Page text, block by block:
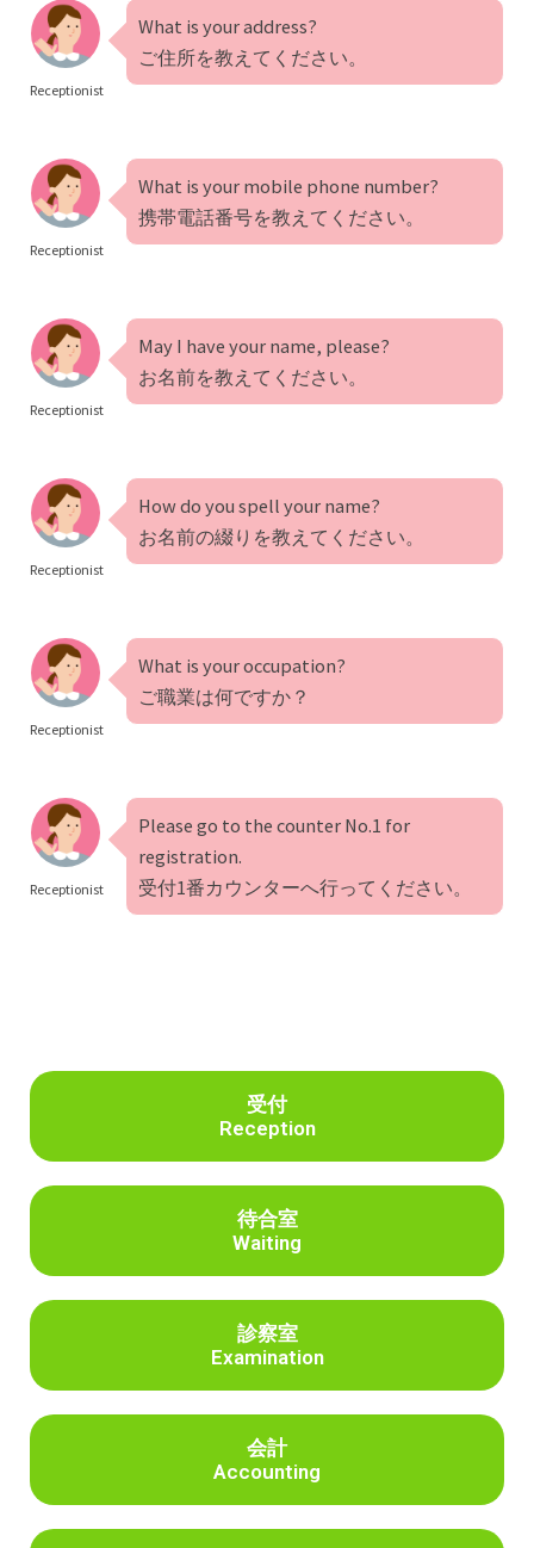
Receptionist
What is your address?
ご住所を教えてください。
Receptionist
What is your mobile phone number?
携帯電話番号を教えてください。
Receptionist
May I have your name, please?
お名前を教えてください。
Receptionist
How do you spell your name?
お名前の綴りを教えてください。
Receptionist
What is your occupation?
ご職業は何ですか？
Receptionist
Please go to the counter No.1 for
registration.
受付1番カウンターへ行ってください。
受付
Reception
待合室
Waiting
診察室
Examination
会計
Accounting